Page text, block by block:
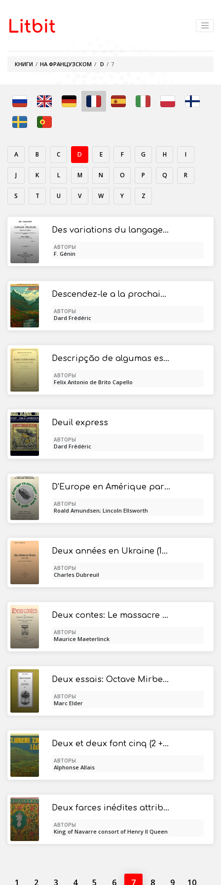
КНИГИ НА ФРАНЦУЗСКОМ D 7
Des variations du langage français depuis le XIIe siècle / ou recherche des principes qui devraient régler l'orthographe et la prononciation
АВТОРЫ
F. Génin
Descendez-le a la prochaine
АВТОРЫ
Dard Frédéric
Descripção de algumas especies novas ou pouco conhecidas de crustaceos / e arachnidios de Portugal e possessões portuguezas do ultramar
АВТОРЫ
Felix Antonio de Brito Capello
Deuil express
АВТОРЫ
Dard Frédéric
D'Europe en Amérique par le pôle nord
АВТОРЫ
Roald Amundsen; Lincoln Ellsworth
Deux années en Ukraine (1917-1919) / avec une carte de l'Ukraine.
АВТОРЫ
Charles Dubreuil
Deux contes: Le massacre des Innocents; Onirologie.
АВТОРЫ
Maurice Maeterlinck
Deux essais: Octave Mirbeau, Romain Rolland
АВТОРЫ
Marc Elder
Deux et deux font cinq (2 + 2 = 5) / oeuvres anthumes
АВТОРЫ
Alphonse Allais
Deux farces inédites attribuées à la reine Marguerite de Navarre
АВТОРЫ
King of Navarre consort of Henry II Queen
1 2 3 4 5 6 7 8 9 10
A B C D E F G H I
J K L M N O P Q R
S T U V W Y Z